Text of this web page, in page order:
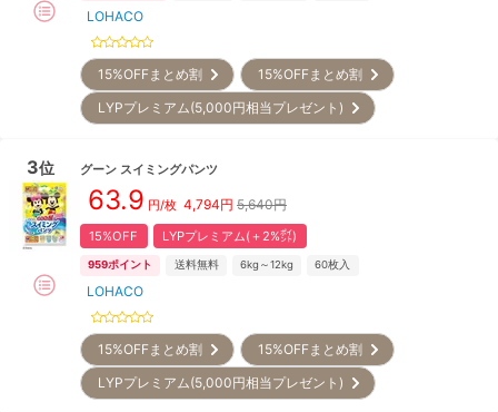
LOHACO
15%OFFまとめ割
15%OFFまとめ割
LYPプレミアム(5,000円相当プレゼント)
3位 グーン スイミングパンツ
63.9 円/枚 4,794円 5,640円
15%OFF LYPプレミアム(＋2%㌽)
959ポイント 送料無料 6kg～12kg 60枚入
LOHACO
15%OFFまとめ割
15%OFFまとめ割
LYPプレミアム(5,000円相当プレゼント)